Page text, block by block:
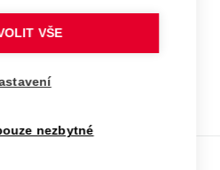
VŠE
nezbytné